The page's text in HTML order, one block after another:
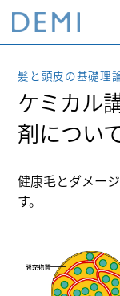
髪と頭皮の基礎理
ケミカル
剤につい
健康毛とダメー
す。